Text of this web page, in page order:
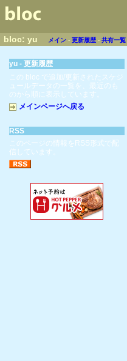
bloc: yu メイン -更新履歴 -共有一覧
yu - 更新履歴
この bloc で追加/更新されたスケジ
ュールデータの一覧を、最近のも
のから順に表示しています。
メインページへ戻る
RSS
このページの情報をRSS形式で配
信しています。